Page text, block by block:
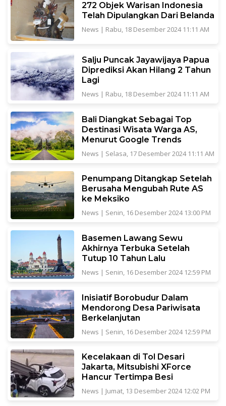
272 Objek Warisan Indonesia
Telah Dipulangkan Dari Belanda
News | Rabu, 18 Desember 2024 11:11 AM
Salju Puncak Jayawijaya Papua
Diprediksi Akan Hilang 2 Tahun
Lagi
News | Rabu, 18 Desember 2024 11:11 AM
Bali Diangkat Sebagai Top
Destinasi Wisata Warga AS,
Menurut Google Trends
News | Selasa, 17 Desember 2024 11:11 AM
Penumpang Ditangkap Setelah
Berusaha Mengubah Rute AS
ke Meksiko
News | Senin, 16 Desember 2024 13:00 PM
Basemen Lawang Sewu
Akhirnya Terbuka Setelah
Tutup 10 Tahun Lalu
News | Senin, 16 Desember 2024 12:59 PM
Inisiatif Borobudur Dalam
Mendorong Desa Pariwisata
Berkelanjutan
News | Senin, 16 Desember 2024 12:59 PM
Kecelakaan di Tol Desari
Jakarta, Mitsubishi XForce
Hancur Tertimpa Besi
News | Jumat, 13 Desember 2024 12:02 PM